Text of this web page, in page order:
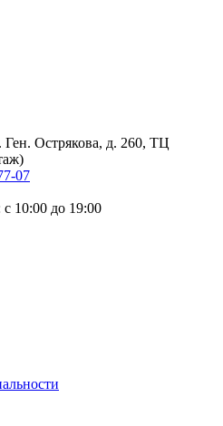
Ген. Острякова, д. 260, ТЦ
07
10:00 до 19:00